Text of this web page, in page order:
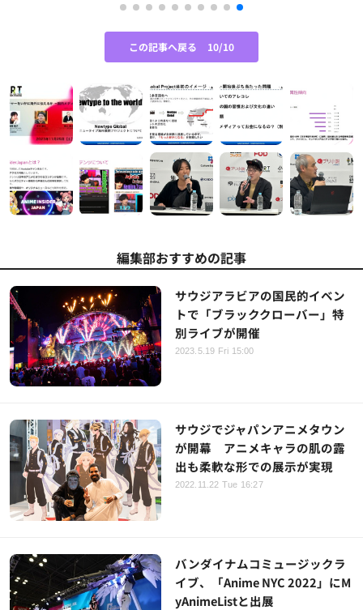
この記事へ戻る 10/10
編集部おすすめの記事
サウジアラビアの国民的イベン
トで「ブラッククローバー」特
別ライブが開催
2023.5.19 Fri 15:00
サウジでジャパンアニメタウン
が開幕 アニメキャラの肌の露
出も柔軟な形での展示が実現
2022.11.22 Tue 16:27
バンダイナムコミュージックラ
イブ、「Anime NYC 2022」にM
yAnimeListと出展